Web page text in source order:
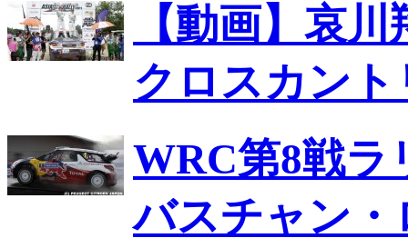
【動画】哀
クロスカン
WRC第8戦ラ
バスチャン